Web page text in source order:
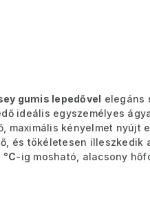
gumis lepedővel elegáns
ideális egyszemélyes
maximális kényelmet nyújt
és tökéletesen illeszkedik
-ig mosható, alacsony